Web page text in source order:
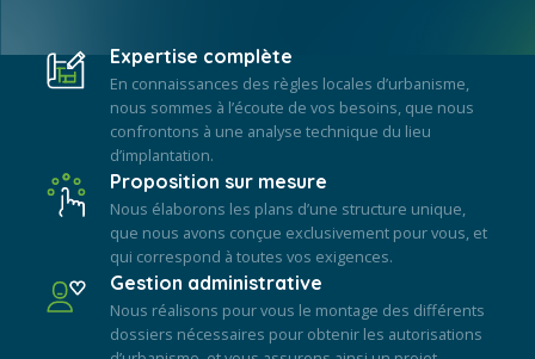
Expertise complète
En connaissances des règles locales d’urbanisme,
nous sommes à l’écoute de vos besoins, que nous
confrontons à une analyse technique du lieu
d’implantation.
Proposition sur mesure
Nous élaborons les plans d’une structure unique,
que nous avons conçue exclusivement pour vous, et
qui correspond à toutes vos exigences.
Gestion administrative
Nous réalisons pour vous le montage des différents
dossiers nécessaires pour obtenir les autorisations